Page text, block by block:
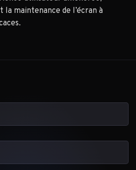
la maintenance de l’écran à